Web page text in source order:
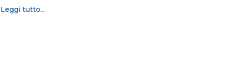
Leggi tutto...